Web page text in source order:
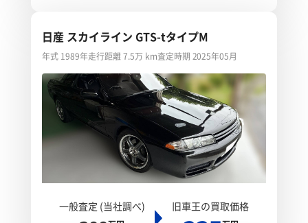
日産 スカイライン GTS-tタイプM
年式 1989年走行距離 7.5万 km査定時期 2025年05月
一般査定 (当社調べ) 旧車王の買取価格